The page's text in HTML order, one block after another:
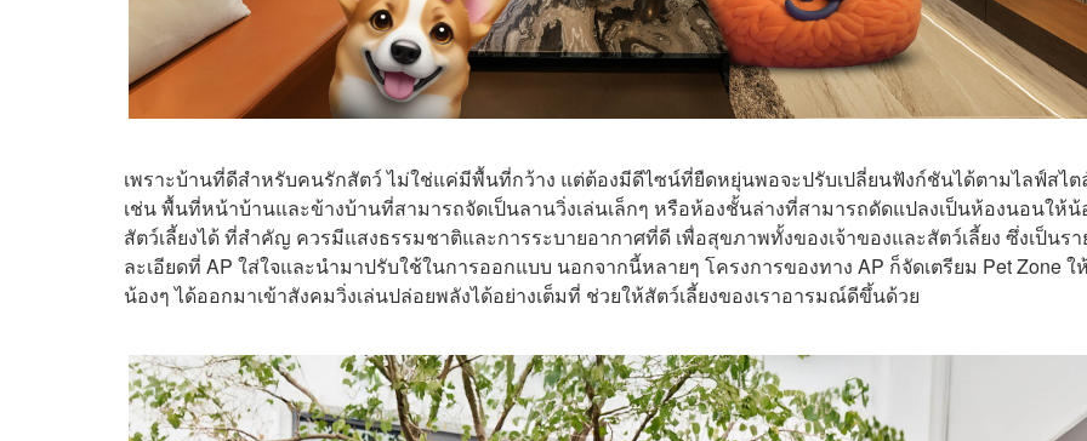
เพราะบ้านที่ดีสำหรับคนรักสัตว์ ไม่ใช่แค่มีพื้นที่กว้าง แต่ต้องมีดีไซน์ที่ยืดหยุ่นพอจะปรับเปลี่ยนฟังก์ชันได้ตามไลฟ์สไต
เช่น พื้นที่หน้าบ้านและข้างบ้านที่สามารถจัดเป็นลานวิ่งเล่นเล็กๆ หรือห้องชั้นล่างที่สามารถดัดแปลงเป็นห้องนอนให้น้
สัตว์เลี้ยงได้ ที่สำคัญ ควรมีแสงธรรมชาติและการระบายอากาศที่ดี เพื่อสุขภาพทั้งของเจ้าของและสัตว์เลี้ยง ซึ่งเป็นรา
ละเอียดที่ AP ใส่ใจและนำมาปรับใช้ในการออกแบบ นอกจากนี้หลายๆ โครงการของทาง AP ก็จัดเตรียม Pet Zone ใ
น้องๆ ได้ออกมาเข้าสังคมวิ่งเล่นปล่อยพลังได้อย่างเต็มที่ ช่วยให้สัตว์เลี้ยงของเราอารมณ์ดีขึ้นด้วย